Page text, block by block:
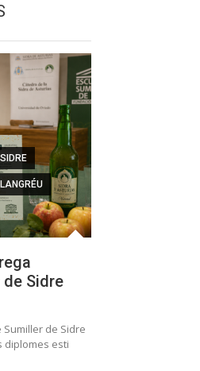
Sidre
Sumiller de Sidre
diplomes esti